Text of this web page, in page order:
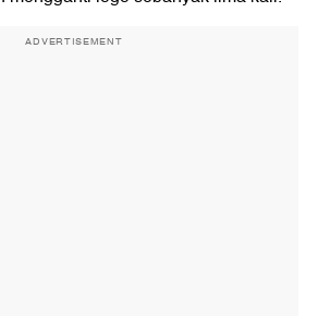
ADVERTISEMENT